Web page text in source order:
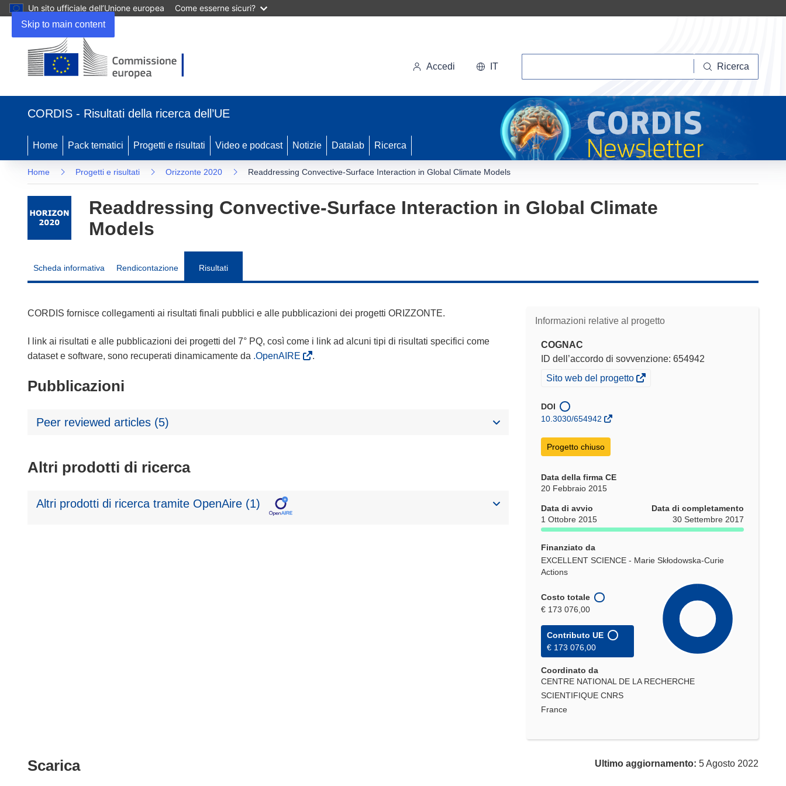
Skip to main content
Un sito ufficiale dell’Unione europea Come esserne sicuri?
in
nuova
finestra)
Accedi IT Ricerca
CORDIS - Risultati della ricerca dell’UE
Home Pack tematici Progetti e risultati Video e podcast Notizie Datalab Ricerca
Home Progetti e risultati Orizzonte 2020 Readdressing Convective-Surface Interaction in Global Climate Models
Readdressing Convective-Surface Interaction in Global Climate
Models
Scheda informativa Rendicontazione Risultati
Informazioni relative al progetto
COGNAC
ID dell’accordo di sovvenzione: 654942
(si
una
nuova
Sito web del progetto
DOI
10.3030/654942
Progetto chiuso
Data della firma CE
20 Febbraio 2015
Data di avvio
1 Ottobre 2015
Data di completamento
30 Settembre 2017
Finanziato da
EXCELLENT SCIENCE - Marie Skłodowska-Curie
Actions
Costo totale
€ 173 076,00
Contributo UE
€ 173 076,00
Coordinato da
CENTRE NATIONAL DE LA RECHERCHE
SCIENTIFIQUE CNRS
France
CORDIS fornisce collegamenti ai risultati finali pubblici e alle pubblicazioni dei progetti ORIZZONTE.
I link ai risultati e alle pubblicazioni dei progetti del 7° PQ, così come i link ad alcuni tipi di risultati specifici come
dataset e software, sono recuperati dinamicamente da .OpenAIRE .
Pubblicazioni
Peer reviewed articles (5)
Altri prodotti di ricerca
Altri prodotti di ricerca tramite OpenAire (1)
ScaricaScarica
Ultimo aggiornamento: 5 Agosto 2022